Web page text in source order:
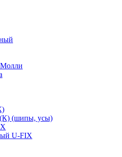
Молли
(шипы, усы)
U-FIX